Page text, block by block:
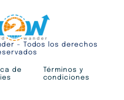
- Todos los derechos
de
Términos y
condiciones